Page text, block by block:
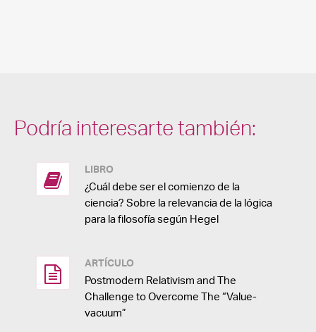
Podría interesarte también:
LIBRO
¿Cuál debe ser el comienzo de la
ciencia? Sobre la relevancia de la lógica
para la filosofía según Hegel
ARTÍCULO
Postmodern Relativism and The
Challenge to Overcome The “Value-
vacuum”